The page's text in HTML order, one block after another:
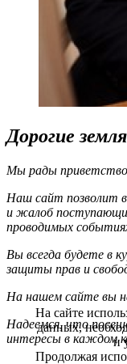
Дорогие
Мы рады
Наш сайт позволит
и жалоб
проводимых
Вы всегда будете в
защиты прав и
На нашем сайте вы
Надеемся, что
интересы в каждом
На сайте
данных,
и
Продолжая